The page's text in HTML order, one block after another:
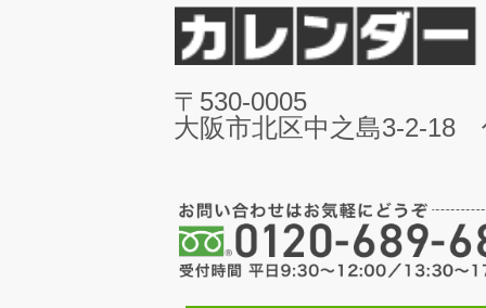
〒530-0005
大阪市北区中之島3-2-18